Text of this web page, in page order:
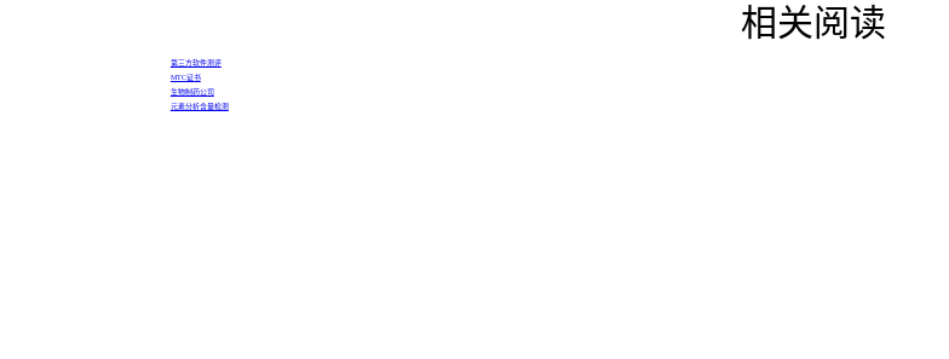
相关阅读
第三方软件测评
MTC证书
生物制药公司
元素分析含量检测